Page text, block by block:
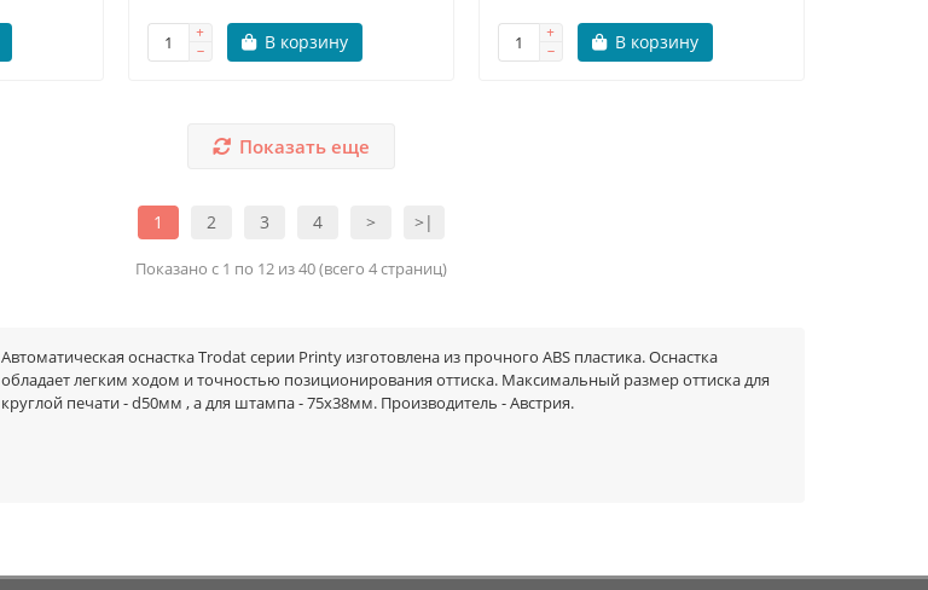
В корзину В корзину
Показать еще
1 2 3 4 > >|
Показано с 1 по 12 из 40 (всего 4 страниц)
Автоматическая оснастка Trodat серии Printy изготовлена из прочного ABS пластика. Оснастка
обладает легким ходом и точностью позиционирования оттиска. Максимальный размер оттиска для
круглой печати - d50мм , а для штампа - 75х38мм. Производитель - Австрия.